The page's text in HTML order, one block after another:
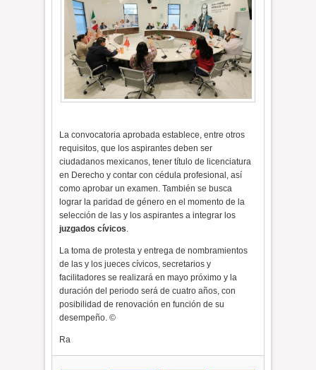
La convocatoria aprobada establece, entre otros
requisitos, que los aspirantes deben ser
ciudadanos mexicanos, tener título de licenciatura
en Derecho y contar con cédula profesional, así
como aprobar un examen. También se busca
lograr la paridad de género en el momento de la
selección de las y los aspirantes a integrar los
juzgados cívicos.
La toma de protesta y entrega de nombramientos
de las y los jueces cívicos, secretarios y
facilitadores se realizará en mayo próximo y la
duración del periodo será de cuatro años, con
posibilidad de renovación en función de su
desempeño. ©
Ra